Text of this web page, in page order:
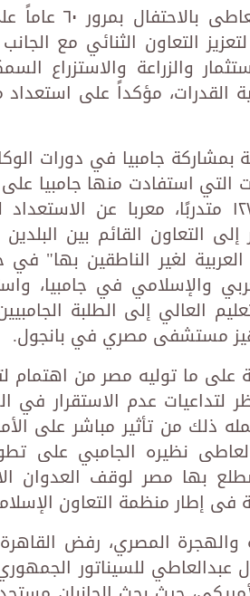
رحب الوزير
التعاون الثنائي مع
والزراعة والاستزراع
القدرات، مؤكداً على
بمشاركة جامبيا في دورات
تدريبية بإجمالي ١٢٧ متدربًا، معربا
إلى التعاون القائم بين
لغير الناطقين بها" في
والإسلامي في جامبيا،
العالي إلى الطلبة
مستشفى مصري في بانجول.
على ما توليه مصر من
لتداعيات عدم الاستقرار
ذلك من تأثير مباشر على
العاطى نظيره الجامبي على
بها مصر لوقف العدوان
فى إطار منظمة التعاون
والهجرة المصري، رفض
عبدالعاطي للسيناتور